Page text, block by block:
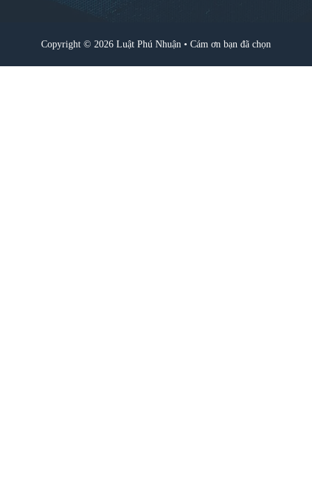
Copyright © 2026 Luật Phú Nhuận • Cám ơn bạn đã chọn